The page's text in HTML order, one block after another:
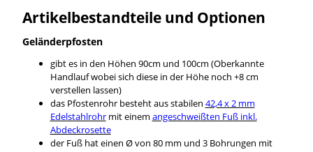
Artikelbestandteile und Optionen
Geländerpfosten
gibt es in den Höhen 90cm und 100cm (Oberkannte
Handlauf wobei sich diese in der Höhe noch +8 cm
verstellen lassen)
das Pfostenrohr besteht aus stabilen 42,4 x 2 mm
Edelstahlrohrmit einem angeschweißten Fuß inkl.
Abdeckrosette
der Fuß hat einen Ø von 80 mm und 3 Bohrungen mit